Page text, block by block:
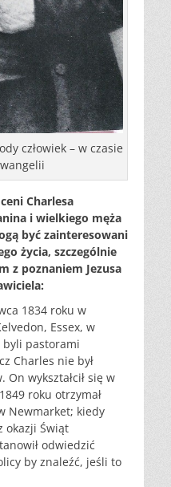
człowiek – w czasie
Charlesa
i wielkiego męża
być zainteresowani
życia, szczególnie
z poznaniem Jezusa
1834 roku w
Essex, w
byli pastorami
Charles nie był
wykształcił się w
roku otrzymał
Newmarket; kiedy
okazji Świąt
odwiedzić
by znaleźć, jeśli to